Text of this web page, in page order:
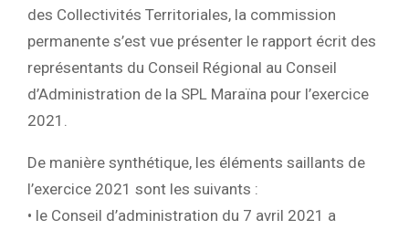
des Collectivités Territoriales, la commission
permanente s’est vue présenter le rapport écrit des
représentants du Conseil Régional au Conseil
d’Administration de la SPL Maraïna pour l’exercice
2021.
De manière synthétique, les éléments saillants de
l’exercice 2021 sont les suivants :
• le Conseil d’administration du 7 avril 2021 a